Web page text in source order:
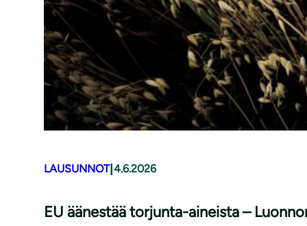
LAUSUNNOT| 4.6.2026
EU äänestää torjunta-aineista –